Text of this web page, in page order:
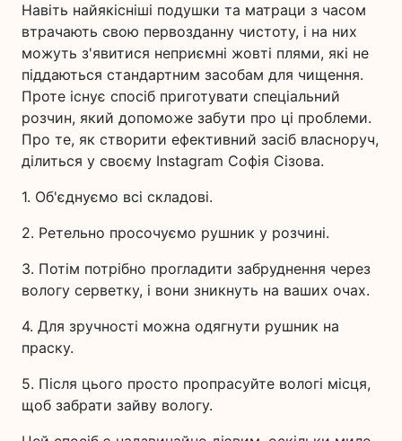
Навіть найякісніші подушки та матраци з часом
втрачають свою первозданну чистоту, і на них
можуть з'явитися неприємні жовті плями, які не
піддаються стандартним засобам для чищення.
Проте існує спосіб приготувати спеціальний
розчин, який допоможе забути про ці проблеми.
Про те, як створити ефективний засіб власноруч,
ділиться у своєму Instagram Софія Сізова.
1. Об'єднуємо всі складові.
2. Ретельно просочуємо рушник у розчині.
3. Потім потрібно прогладити забруднення через
вологу серветку, і вони зникнуть на ваших очах.
4. Для зручності можна одягнути рушник на
праску.
5. Після цього просто пропрасуйте вологі місця,
щоб забрати зайву вологу.